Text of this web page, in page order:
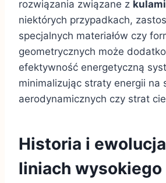
rozwiązania związane z
niektórych przypadkach,
specjalnych materiałów czy
geometrycznych może
efektywność energetyczną
minimalizując straty energii na
aerodynamicznych czy strat
Historia i
liniach wysokiego